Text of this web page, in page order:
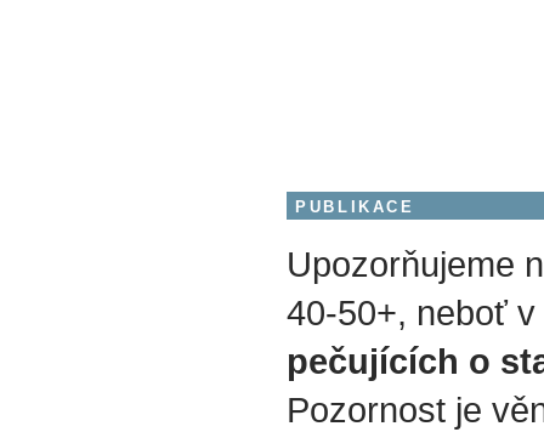
PUBLIKACE
Upozorňujeme
40-50+, neboť
pečujících o
Pozornost je